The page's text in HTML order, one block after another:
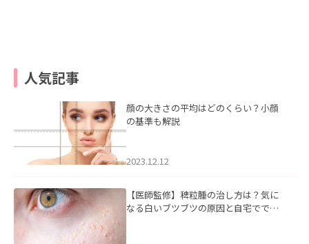
人気記事
顔の大きさの平均はどのくらい？小顔
の基準も解説
2023.12.12
【医師監修】稗粒腫の治し方は？気に
なる白いブツブツの原因と自宅ででき